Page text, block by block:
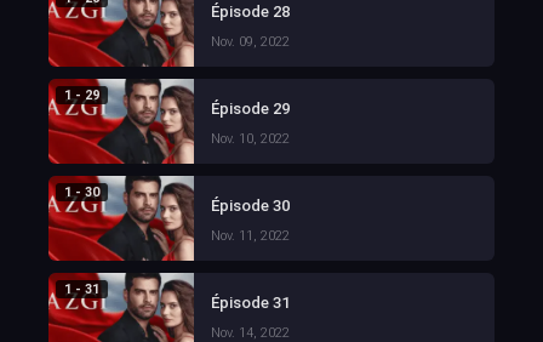
Épisode 28
Nov. 09, 2022
1 - 29
Épisode 29
Nov. 10, 2022
1 - 30
Épisode 30
Nov. 11, 2022
1 - 31
Épisode 31
Nov. 14, 2022